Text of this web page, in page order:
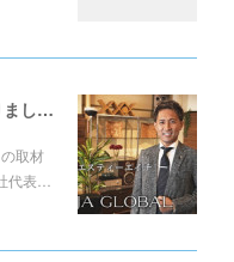
＜弊社代表の取材映像が公開となりました！！＞
取材
代表…